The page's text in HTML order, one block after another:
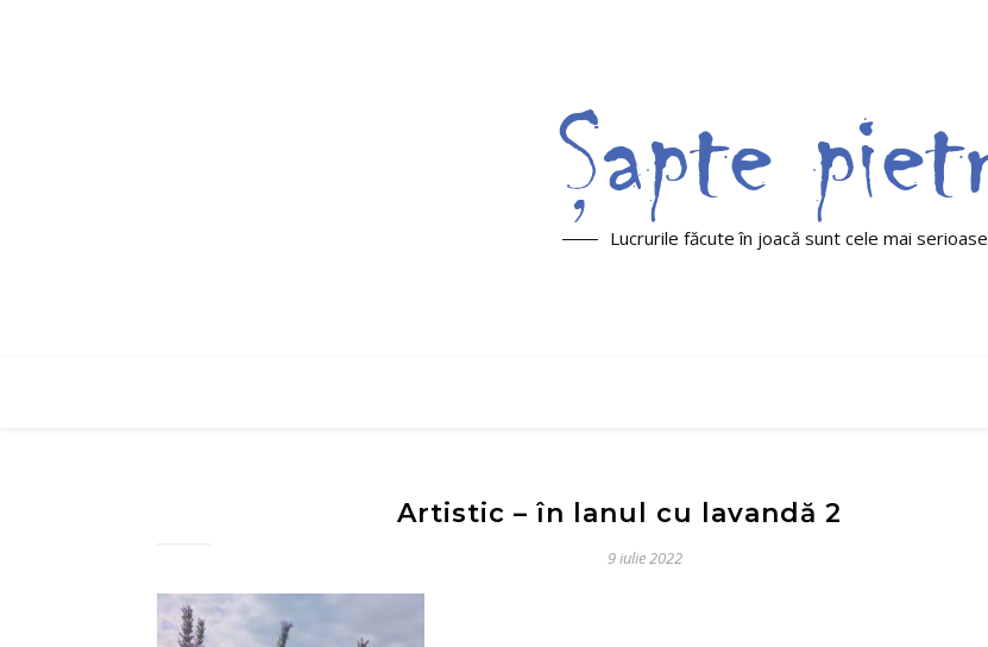
Lucrurile făcute în joacă sunt cele mai serioase
Artistic – în lanul cu lavandă 2
9 iulie 2022